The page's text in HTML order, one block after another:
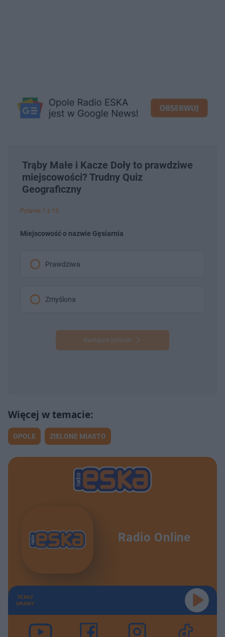
Trąby Małe i Kacze Doły to prawdziwe
miejscowości? Trudny Quiz
Geograficzny
Pytanie 1 z 15
Miejscowość o nazwie Gęsiarnia
Prawdziwa
Zmyślona
Następne pytanie
OPOLE ZIELONE MIASTO
Radio Online
TERAZ
GRAMY